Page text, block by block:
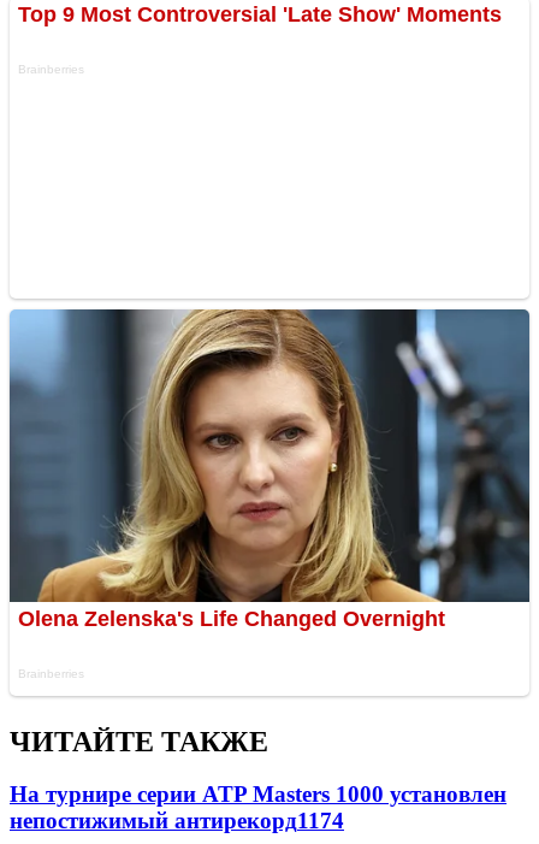
ЧИТАЙТЕ ТАКЖЕ
На турнире серии ATP Masters 1000 установлен
непостижимый антирекорд1174